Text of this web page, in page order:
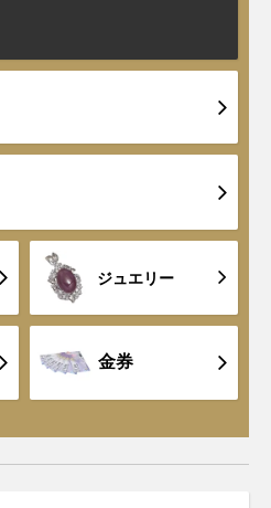
ジュエリー
金券